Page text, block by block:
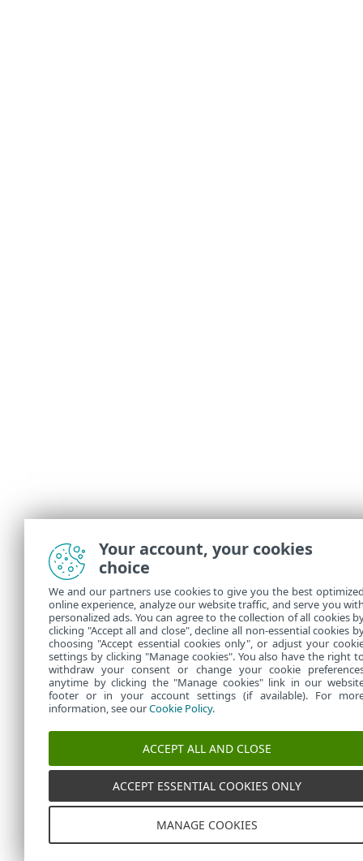
Your account, your cookies
choice
We and our partners use cookies to give you the best
online experience, analyze our website traffic, and serve you
personalized ads. You can agree to the collection of all cookies
clicking "Accept all and close", decline all non-essential cookies
choosing "Accept essential cookies only", or adjust your
settings by clicking "Manage cookies". You also have the right
withdraw your consent or change your cookie
anytime by clicking the "Manage cookies" link in our
footer or in your account settings (if available). For
information, see ourCookie Policy.
ACCEPT ALL AND CLOSE
ACCEPT ESSENTIAL COOKIES ONLY
MANAGE COOKIES